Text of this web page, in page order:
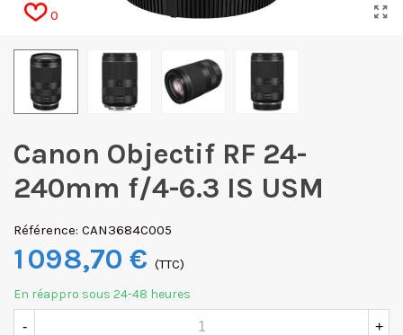
0
Canon Objectif RF 24-
240mm f/4-6.3 IS USM
Référence: CAN3684C005
1 098,70 € (TTC)
En réappro sous 24-48 heures
- +